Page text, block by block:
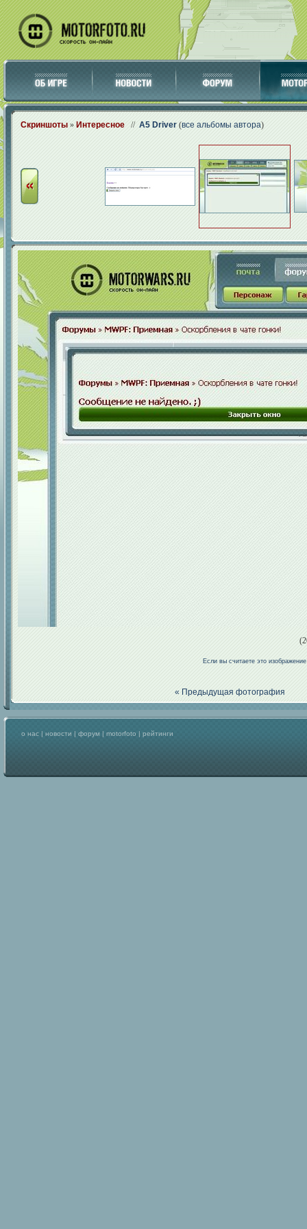
Скриншоты » Интересное // A5 Driver (все альбомы автора)
Если вы считаете это
« Предыдущая фотография
о нас | новости | форум | motorfoto | рейтинги